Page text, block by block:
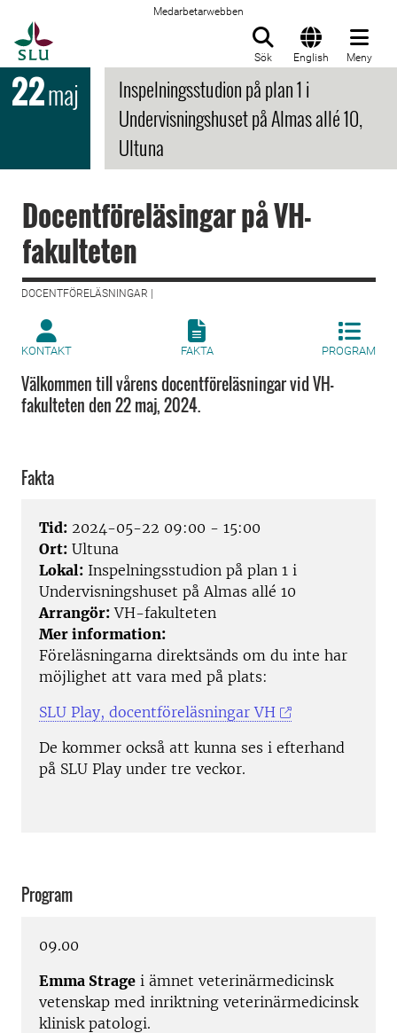
Medarbetarwebben
Sök English Meny
22maj
Inspelningsstudion på plan 1 i
Undervisningshuset på Almas allé 10,
Ultuna
Docentföreläsingar på VH-
fakulteten
DOCENTFÖRELÄSNINGAR |
KONTAKT FAKTA PROGRAM
Välkommen till vårens docentföreläsningar vid VH-
fakulteten den 22 maj, 2024.
Fakta
Tid: 2024-05-22 09:00 - 15:00
Ort: Ultuna
Lokal: Inspelningsstudion på plan 1 i
Undervisningshuset på Almas allé 10
Arrangör: VH-fakulteten
Mer information:
Föreläsningarna direktsänds om du inte har
möjlighet att vara med på plats:
SLU Play, docentföreläsningar VH
De kommer också att kunna ses i efterhand
på SLU Play under tre veckor.
Program
09.00
Emma Strage i ämnet veterinärmedicinsk
vetenskap med inriktning veterinärmedicinsk
klinisk patologi.